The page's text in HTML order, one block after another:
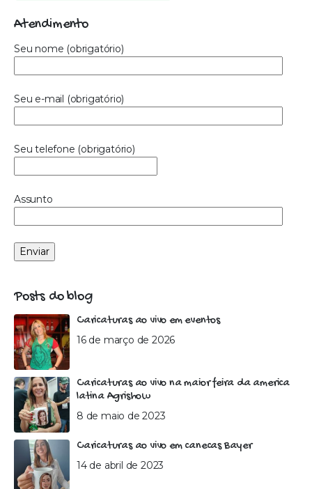
Atendimento
Seu nome (obrigatório)
Seu e-mail (obrigatório)
Seu telefone (obrigatório)
Assunto
Posts do blog
Caricaturas ao vivo em eventos
16 de março de 2026
Caricaturas ao vivo na maior feira da america
latina Agrishow
8 de maio de 2023
Caricaturas ao vivo em canecas Bayer
14 de abril de 2023